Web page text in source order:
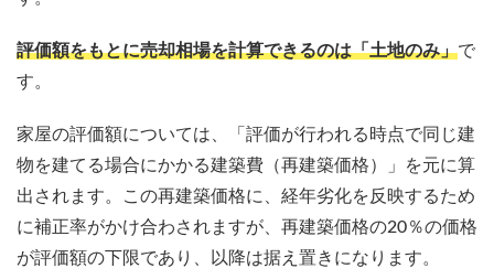
評価額をもとに売却相場を計算できるのは「土地のみ」で
す。
家屋の評価額については、「評価が行われる時点で同じ建
物を建てる場合にかかる建築費（再建築価格）」を元に算
出されます。この再建築価格に、経年劣化を反映するため
に補正率がかけ合わされますが、再建築価格の20％の価格
が評価額の下限であり、以降は据え置きになります。